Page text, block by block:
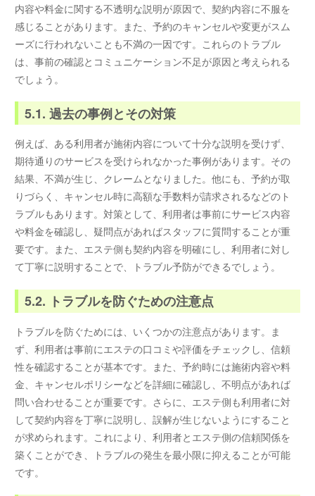
内容や料金に関する不透明な説明が原因で、契約内容に不服を
感じることがあります。また、予約のキャンセルや変更がスム
ーズに行われないことも不満の一因です。これらのトラブル
は、事前の確認とコミュニケーション不足が原因と考えられる
でしょう。
5.1. 過去の事例とその対策
例えば、ある利用者が施術内容について十分な説明を受けず、
期待通りのサービスを受けられなかった事例があります。その
結果、不満が生じ、クレームとなりました。他にも、予約が取
りづらく、キャンセル時に高額な手数料が請求されるなどのト
ラブルもあります。対策として、利用者は事前にサービス内容
や料金を確認し、疑問点があればスタッフに質問することが重
要です。また、エステ側も契約内容を明確にし、利用者に対し
て丁寧に説明することで、トラブル予防ができるでしょう。
5.2. トラブルを防ぐための注意点
トラブルを防ぐためには、いくつかの注意点があります。ま
ず、利用者は事前にエステの口コミや評価をチェックし、信頼
性を確認することが基本です。また、予約時には施術内容や料
金、キャンセルポリシーなどを詳細に確認し、不明点があれば
問い合わせることが重要です。さらに、エステ側も利用者に対
して契約内容を丁寧に説明し、誤解が生じないようにすること
が求められます。これにより、利用者とエステ側の信頼関係を
築くことができ、トラブルの発生を最小限に抑えることが可能
です。